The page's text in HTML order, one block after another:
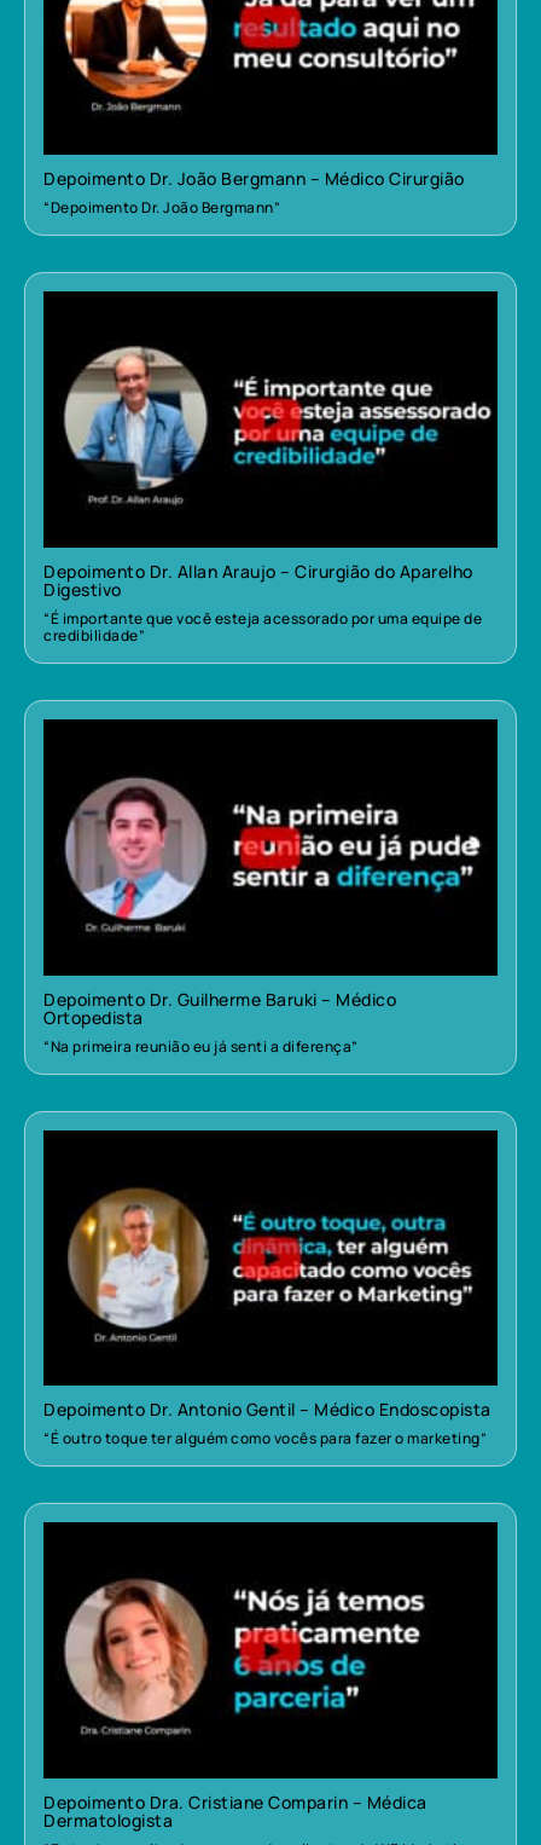
Depoimento Dr. João Bergmann – Médico Cirurgião
“Depoimento Dr. João Bergmann”
Depoimento Dr. Allan Araujo – Cirurgião do Aparelho
Digestivo
“É importante que você esteja acessorado por uma equipe de
credibilidade”
Depoimento Dr. Guilherme Baruki – Médico
Ortopedista
“Na primeira reunião eu já senti a diferença”
Depoimento Dr. Antonio Gentil – Médico Endoscopista
“É outro toque ter alguém como vocês para fazer o marketing”
Depoimento Dra. Cristiane Comparin – Médica
Dermatologista